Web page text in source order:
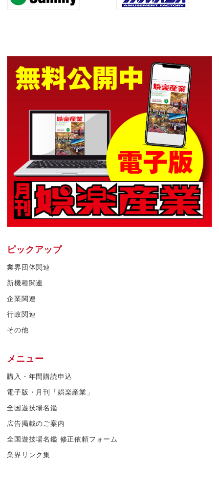
ピックアップ
業界団体関連
新機種関連
企業関連
行政関連
その他
メニュー
購入・年間購読申込
電子版・月刊「娯楽産業」
全国遊技場名鑑
広告掲載のご案内
全国遊技場名鑑 修正依頼フォーム
業界リンク集